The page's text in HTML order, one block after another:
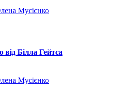
Мусієнко
від Білла Гейтса
Мусієнко